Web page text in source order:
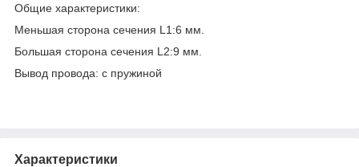
Общие характеристики:
Меньшая сторона сечения L1:6 мм.
Большая сторона сечения L2:9 мм.
Вывод провода: с пружиной
Характеристики